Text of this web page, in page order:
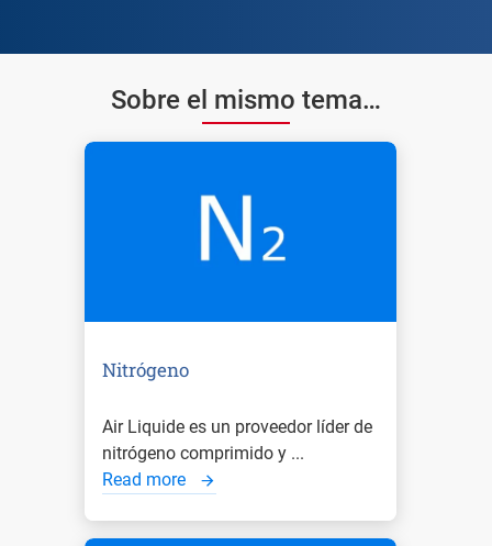
Sobre el mismo tema…
Nitrógeno
Air Liquide es un proveedor líder de
nitrógeno comprimido y ...
Read more